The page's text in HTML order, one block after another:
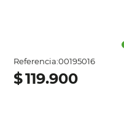
Referencia:00195016
$119.900